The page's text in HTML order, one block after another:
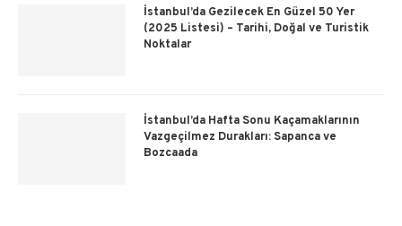
İstanbul’da Gezilecek En Güzel 50 Yer
(2025 Listesi) – Tarihi, Doğal ve Turistik
Noktalar
İstanbul’da Hafta Sonu Kaçamaklarının
Vazgeçilmez Durakları: Sapanca ve
Bozcaada